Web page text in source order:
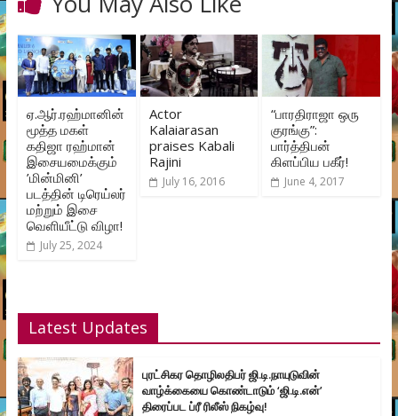
ஏ.ஆர்.ரஹ்மானின்
மூத்த மகள்
கதிஜா ரஹ்மான்
இசையமைக்கும்
’மின்மினி’
படத்தின் டிரெய்லர்
மற்றும் இசை
வெளியீட்டு விழா!
July 25, 2024
Actor
Kalaiarasan
praises Kabali
Rajini
July 16, 2016
“பாரதிராஜா ஒரு
குரங்கு”:
பார்த்திபன்
கிளப்பிய பகீர்!
June 4, 2017
Latest Updates
புரட்சிகர தொழிலதிபர் ஜி.டி.நாயுடுவின்
வாழ்க்கையை கொண்டாடும் ‘ஜி.டி.என்’
திரைப்பட ப்ரீ ரிலீஸ் நிகழ்வு!